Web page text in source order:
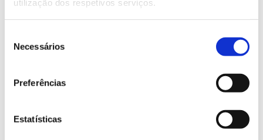
utilização dos respetivos serviços.
Necessários
Preferências
Estatísticas
02.07.2026
Registar galhas de Trichi em acácia-das-espigas:
cidadãos chamados a ajudar